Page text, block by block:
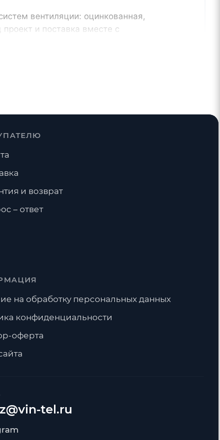
вентиляции: оцинкованная,
и поставка вместе с
контроль геометрии и сроков
Тройники
tel.ru
и возврат
– ответ
на обработку персональных данных
конфиденциальности
оферта